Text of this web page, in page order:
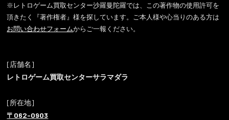
※レトロゲーム買取センター沙羅曼陀羅では、この著作物の使用許可を
頂きたく『著作権者』様を探しています。ご本人様や心当りのある方は
お問い合わせフォームからご一報ください。
[店舗名]
レトロゲーム買取センターサラマダラ
[所在地]
〒062-0903